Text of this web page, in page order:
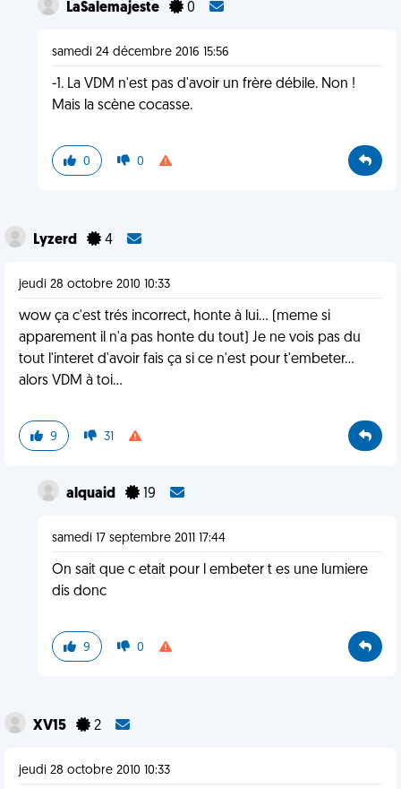
LaSalemajeste 0
samedi 24 décembre 2016 15:56
-1. La VDM n'est pas d'avoir un frère débile. Non !
Mais la scène cocasse.
0 0
Lyzerd 4
jeudi 28 octobre 2010 10:33
wow ça c'est trés incorrect, honte à lui... (meme si
apparement il n'a pas honte du tout) Je ne vois pas du
tout l'interet d'avoir fais ça si ce n'est pour t'embeter...
alors VDM à toi...
9 31
alquaid 19
samedi 17 septembre 2011 17:44
On sait que c etait pour l embeter t es une lumiere
dis donc
9 0
XV15 2
jeudi 28 octobre 2010 10:33